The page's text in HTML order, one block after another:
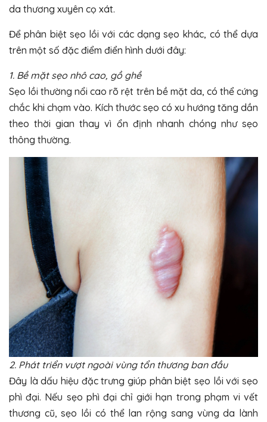
da thương xuyên cọ xát.
Để phân biệt sẹo lồi với các dạng sẹo khác, có thể dựa
trên một số đặc điểm điển hình dưới đây:
1. Bề mặt sẹo nhô cao, gồ ghề
Sẹo lồi thường nổi cao rõ rệt trên bề mặt da, có thể cứng
chắc khi chạm vào. Kích thước sẹo có xu hướng tăng dần
theo thời gian thay vì ổn định nhanh chóng như sẹo
thông thường.
2. Phát triển vượt ngoài vùng tổn thương ban đầu
Đây là dấu hiệu đặc trưng giúp phân biệt sẹo lồi với sẹo
phì đại. Nếu sẹo phì đại chỉ giới hạn trong phạm vi vết
thương cũ, sẹo lồi có thể lan rộng sang vùng da lành